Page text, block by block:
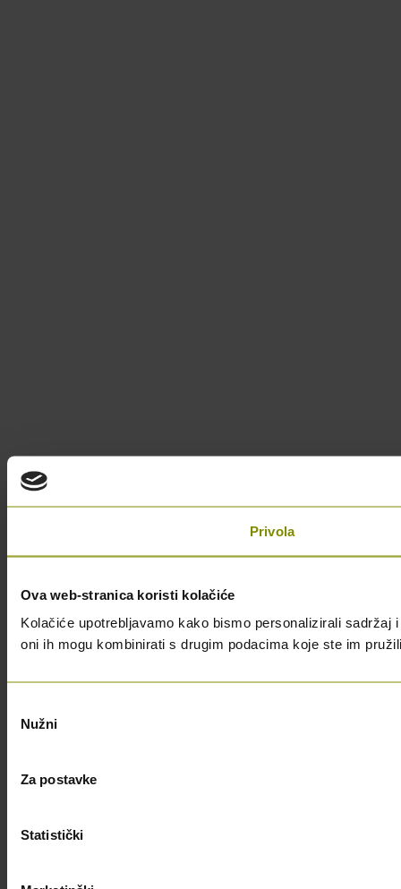
Privola
Ova web-stranica koristi kolačiće
Kolačiće upotrebljavamo kako bismo personalizirali
oni ih mogu kombinirati s drugim podacima koje ste im
pristanka
Nužni
Za postavke
Statistički